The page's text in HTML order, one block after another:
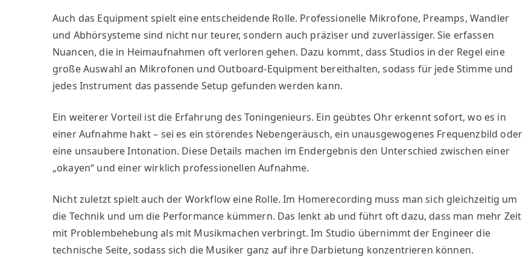
Auch das Equipment spielt eine entscheidende Rolle. Professionelle Mikrofone, Preamps, Wandler
und Abhörsysteme sind nicht nur teurer, sondern auch präziser und zuverlässiger. Sie erfassen
Nuancen, die in Heimaufnahmen oft verloren gehen. Dazu kommt, dass Studios in der Regel eine
große Auswahl an Mikrofonen und Outboard-Equipment bereithalten, sodass für jede Stimme und
jedes Instrument das passende Setup gefunden werden kann.
Ein weiterer Vorteil ist die Erfahrung des Toningenieurs. Ein geübtes Ohr erkennt sofort, wo es in
einer Aufnahme hakt – sei es ein störendes Nebengeräusch, ein unausgewogenes Frequenzbild oder
eine unsaubere Intonation. Diese Details machen im Endergebnis den Unterschied zwischen einer
„okayen“ und einer wirklich professionellen Aufnahme.
Nicht zuletzt spielt auch der Workflow eine Rolle. Im Homerecording muss man sich gleichzeitig um
die Technik und um die Performance kümmern. Das lenkt ab und führt oft dazu, dass man mehr Zeit
mit Problembehebung als mit Musikmachen verbringt. Im Studio übernimmt der Engineer die
technische Seite, sodass sich die Musiker ganz auf ihre Darbietung konzentrieren können.